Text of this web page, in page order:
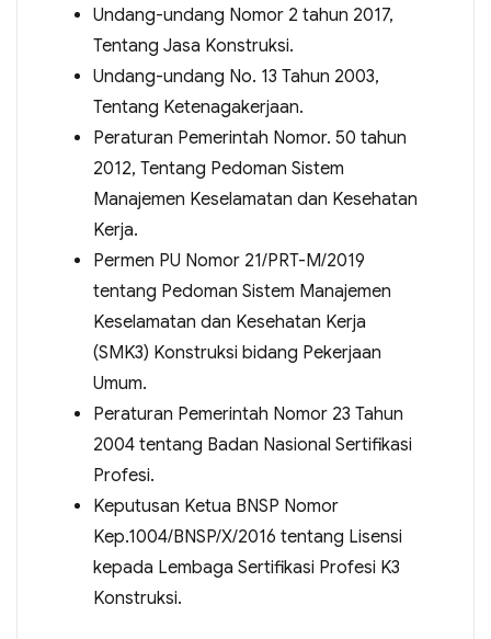
Undang-undang Nomor 2 tahun 2017,
Tentang Jasa Konstruksi.
Undang-undang No. 13 Tahun 2003,
Tentang Ketenagakerjaan.
Peraturan Pemerintah Nomor. 50 tahun
2012, Tentang Pedoman Sistem
Manajemen Keselamatan dan Kesehatan
Kerja.
Permen PU Nomor 21/PRT-M/2019
tentang Pedoman Sistem Manajemen
Keselamatan dan Kesehatan Kerja
(SMK3) Konstruksi bidang Pekerjaan
Umum.
Peraturan Pemerintah Nomor 23 Tahun
2004 tentang Badan Nasional Sertifikasi
Profesi.
Keputusan Ketua BNSP Nomor
Kep.1004/BNSP/X/2016 tentang Lisensi
kepada Lembaga Sertifikasi Profesi K3
Konstruksi.